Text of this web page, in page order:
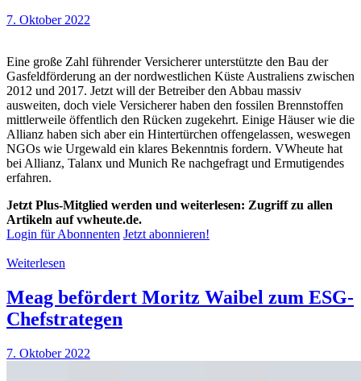
7. Oktober 2022
Eine große Zahl führender Versicherer unterstützte den Bau der
Gasfeldförderung an der nordwestlichen Küste Australiens zwischen
2012 und 2017. Jetzt will der Betreiber den Abbau massiv
ausweiten, doch viele Versicherer haben den fossilen Brennstoffen
mittlerweile öffentlich den Rücken zugekehrt. Einige Häuser wie die
Allianz haben sich aber ein Hintertürchen offengelassen, weswegen
NGOs wie Urgewald ein klares Bekenntnis fordern. VWheute hat
bei Allianz, Talanx und Munich Re nachgefragt und Ermutigendes
erfahren.
Jetzt Plus-Mitglied werden und weiterlesen: Zugriff zu allen
Artikeln auf vwheute.de.
Login für Abonnenten Jetzt abonnieren!
Weiterlesen
Meag befördert Moritz Waibel zum ESG-
Chefstrategen
7. Oktober 2022